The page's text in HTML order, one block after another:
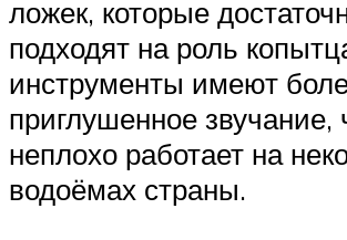
ложек, которые
подходят на роль
инструменты имеют
приглушенное звучание,
неплохо работает на
водоёмах страны.